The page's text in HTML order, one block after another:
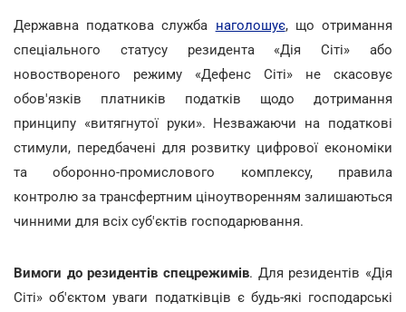
Державна податкова служба наголошує, що отримання
спеціального статусу резидента «Дія Сіті» або
новоствореного режиму «Дефенс Сіті» не скасовує
обов'язків платників податків щодо дотримання
принципу «витягнутої руки». Незважаючи на податкові
стимули, передбачені для розвитку цифрової економіки
та оборонно-промислового комплексу, правила
контролю за трансфертним ціноутворенням залишаються
чинними для всіх суб'єктів господарювання.
Вимоги до резидентів спецрежимів. Для резидентів «Дія
Сіті» об'єктом уваги податківців є будь-які господарські